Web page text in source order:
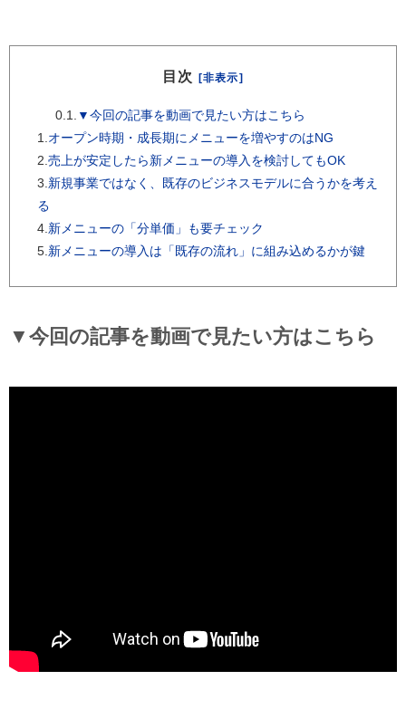
目次 [非表示]
0.1.
▼今回の記事を動画で見たい方はこちら
1. オープン時期・成長期にメニューを増やすのはNG
2. 売上が安定したら新メニューの導入を検討してもOK
3. 新規事業ではなく、既存のビジネスモデルに合うかを考え
る
4. 新メニューの「分単価」も要チェック
5. 新メニューの導入は「既存の流れ」に組み込めるかが鍵
▼今回の記事を動画で見たい方はこちら